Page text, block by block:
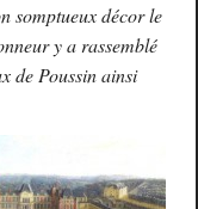
somptueux décor le
y a rassemblé
de Poussin ainsi